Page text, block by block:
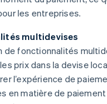
les entreprises.
multidevises
de fonctionnalités
prix dans la devise
l’expérience de
en matière de